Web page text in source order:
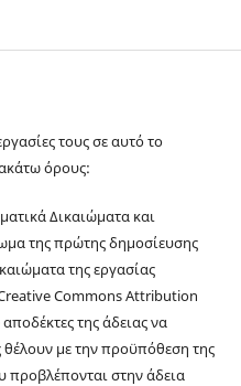
τους σε αυτό το
όρους:
Δικαιώματα και
της πρώτης δημοσίευσης
της εργασίας
Commons Attribution
της άδειας να
με την προϋπόθεση της
στην άδεια